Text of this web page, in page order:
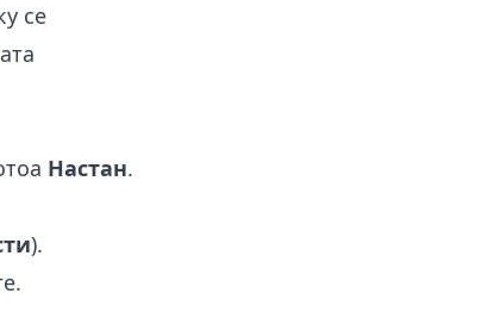
се
Настан.
).